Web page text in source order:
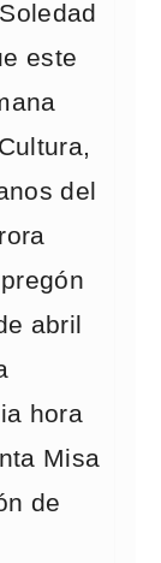
este
del
abril
hora
Misa
de